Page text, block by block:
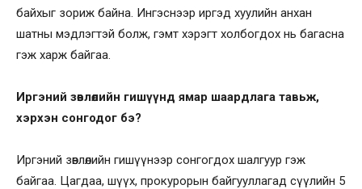
байхыг зориж байна. Ингэснээр иргэд хуулийн анхан
шатны мэдлэгтэй болж, гэмт хэрэгт холбогдох нь багасна
гэж харж байгаа.
Иргэний зөвлөлийн гишүүнд ямар шаардлага тавьж,
хэрхэн сонгодог бэ?
Иргэний зөвлөлийн гишүүнээр сонгогдох шалгуур гэж
байгаа. Цагдаа, шүүх, прокурорын байгууллагад сүүлийн 5